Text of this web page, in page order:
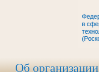
Об организации